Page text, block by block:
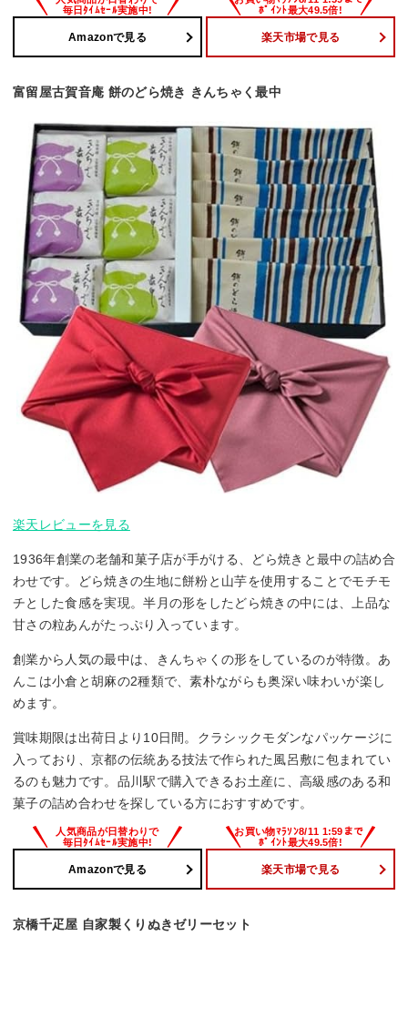
Amazonで見る 楽天市場で見る
富留屋古賀音庵 餅のどら焼き きんちゃく最中
楽天レビューを見る
1936年創業の老舗和菓子店が手がける、どら焼きと最中の詰め合
わせです。どら焼きの生地に餅粉と山芋を使用することでモチモ
チとした食感を実現。半月の形をしたどら焼きの中には、上品な
甘さの粒あんがたっぷり入っています。
創業から人気の最中は、きんちゃくの形をしているのが特徴。あ
んこは小倉と胡麻の2種類で、素朴ながらも奥深い味わいが楽し
めます。
賞味期限は出荷日より10日間。クラシックモダンなパッケージに
入っており、京都の伝統ある技法で作られた風呂敷に包まれてい
るのも魅力です。品川駅で購入できるお土産に、高級感のある和
菓子の詰め合わせを探している方におすすめです。
Amazonで見る 楽天市場で見る
京橋千疋屋 自家製くりぬきゼリーセット